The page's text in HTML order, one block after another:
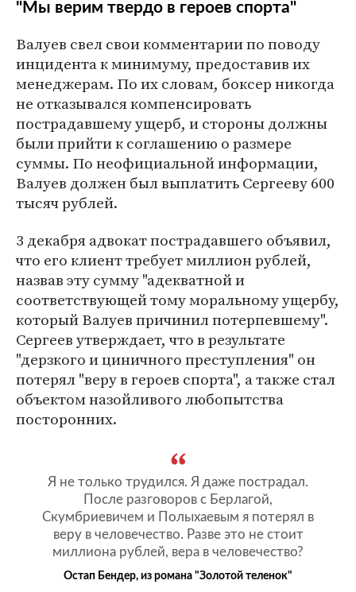
"Мы верим твердо в героев спорта"
Валуев свел свои комментарии по поводу
инцидента к минимуму, предоставив их
менеджерам. По их словам, боксер никогда
не отказывался компенсировать
пострадавшему ущерб, и стороны должны
были прийти к соглашению о размере
суммы. По неофициальной информации,
Валуев должен был выплатить Сергееву 600
тысяч рублей.
3 декабря адвокат пострадавшего объявил,
что его клиент требует миллион рублей,
назвав эту сумму "адекватной и
соответствующей тому моральному ущербу,
который Валуев причинил потерпевшему".
Сергеев утверждает, что в результате
"дерзкого и циничного преступления" он
потерял "веру в героев спорта", а также стал
объектом назойливого любопытства
посторонних.
Я не только трудился. Я даже пострадал.
После разговоров с Берлагой,
Скумбриевичем и Полыхаевым я потерял в
веру в человечество. Разве это не стоит
миллиона рублей, вера в человечество?
Остап Бендер, из романа "Золотой теленок"